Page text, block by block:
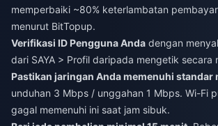
memperbaiki ~80% keterlambatan
menurut BitTopup.
Verifikasi ID Pengguna Anda dengan
dari SAYA > Profil daripada mengetik secara
Pastikan jaringan Anda memenuhi standar
unduhan 3 Mbps / unggahan 1 Mbps. Wi-Fi
gagal memenuhi ini saat jam sibuk.